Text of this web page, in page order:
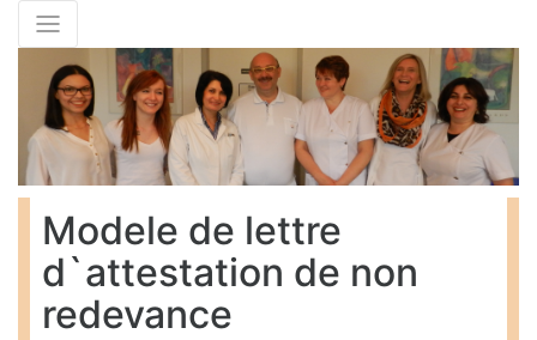
Modele de lettre
d`attestation de non
redevance